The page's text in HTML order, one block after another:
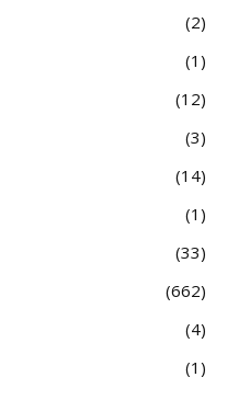
2
1
12
3
14
1
33
662
4
1